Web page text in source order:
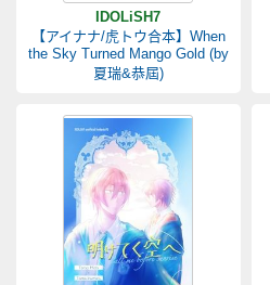
IDOLiSH7
【アイナナ/虎トウ合本】When
the Sky Turned Mango Gold (by
夏瑞&恭屆)